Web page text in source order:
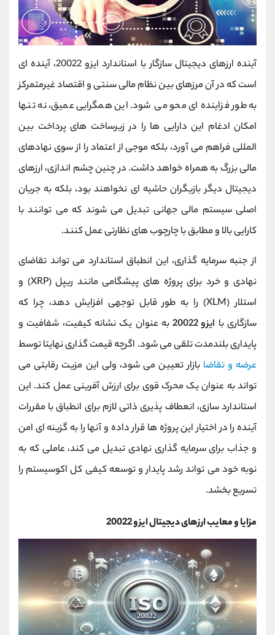
آینده ارزهای دیجیتال سازگار با استاندارد ایزو 20022، آینده ‌ای
است که در آن مرزهای بین نظام مالی سنتی و اقتصاد غیرمتمرکز
به طور فزاینده ‌ای محو می ‌شود. این همگرایی عمیق، نه تنها
امکان ادغام این دارایی ‌ها را در زیرساخت‌ های پرداخت بین
‌المللی فراهم می ‌آورد، بلکه موجی از اعتماد را از سوی نهادهای
مالی بزرگ به همراه خواهد داشت. در چنین چشم اندازی، ارزهای
دیجیتال دیگر بازیگران حاشیه ‌ای نخواهند بود، بلکه به جریان
اصلی سیستم مالی جهانی تبدیل می ‌شوند که می ‌توانند با
کارایی بالا و مطابق با چارچوب ‌های نظارتی عمل کنند.
از جنبه سرمایه‌ گذاری، این انطباق استاندارد می ‌تواند تقاضای
نهادی و خرد برای پروژه‌ های پیشگامی مانند ریپل (XRP) و
استلار (XLM) را به طور قابل توجهی افزایش دهد، چرا که
سازگاری با ایزو 20022
به عنوان یک نشانه کیفیت، شفافیت و
پایداری بلندمدت تلقی می ‌شود. اگرچه قیمت ‌گذاری نهایتا توسط
عرضه و تقاضا بازار تعیین می ‌شود، ولی این مزیت رقابتی می‌
تواند به عنوان یک محرک قوی برای ارزش‌ آفرینی عمل کند. این
استاندارد سازی، انعطاف ‌پذیری ذاتی لازم برای انطباق با مقررات
آینده را در اختیار این پروژه‌ ها قرار داده و آنها را به گزینه ‌ای امن
و جذاب برای سرمایه‌ گذاری نهادی تبدیل می کند، عاملی که به
نوبه خود می ‌تواند رشد پایدار و توسعه کیفی کل اکوسیستم را
تسریع بخشد.
مزایا و معایب ارزهای دیجیتال ایزو 20022